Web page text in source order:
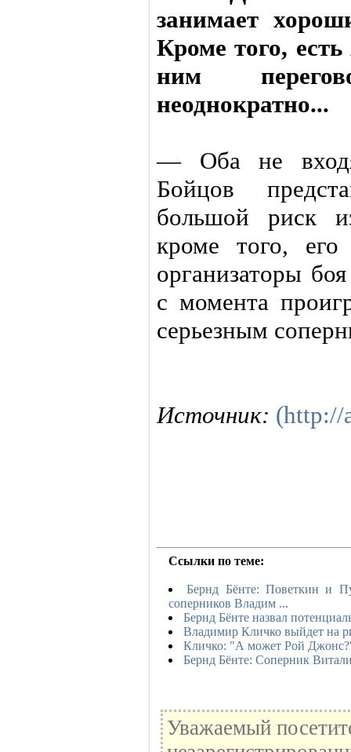
занимает
Кроме того,
ним
неоднократно...
— Оба не
Бойцов
большой риск
кроме того, его
организаторы
с момента
серьезным
Источник: (http://
Ссылки по теме:
Бернд Бёнте: Поветкин и
соперников Владим ...
Бернд Бёнте назвал
Владимир Кличко выйдет на
Кличко: "А может Рой
Бернд Бёнте: Соперник
Уважаемый